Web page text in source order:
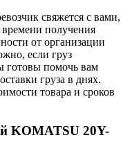
свяжется с вами,
получения
от организации
если груз
готовы помочь вам
груза в днях.
товара и сроков
KOMATSU 20Y-